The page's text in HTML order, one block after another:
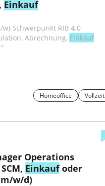
Einkauf
Schwerpunkt RIB 4.0
Abrechnung, Einkauf
Homeoffice Vollzeit
Operations
Einkauf oder
w/d)